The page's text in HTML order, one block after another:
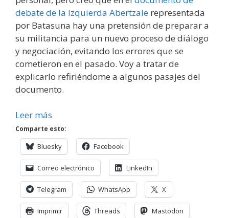
debate de la Izquierda Abertzale representada
por Batasuna hay una pretensión de preparar a
su militancia para un nuevo proceso de diálogo
y negociación, evitando los errores que se
cometieron en el pasado. Voy a tratar de
explicarlo refiriéndome a algunos pasajes del
documento.
Leer más
Comparte esto:
Bluesky Facebook
Correo electrónico LinkedIn
Telegram WhatsApp X
Imprimir Threads Mastodon